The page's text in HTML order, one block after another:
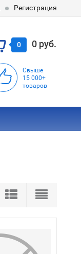
Регистрация
0 0 руб.
Свыше
15 000+
товаров